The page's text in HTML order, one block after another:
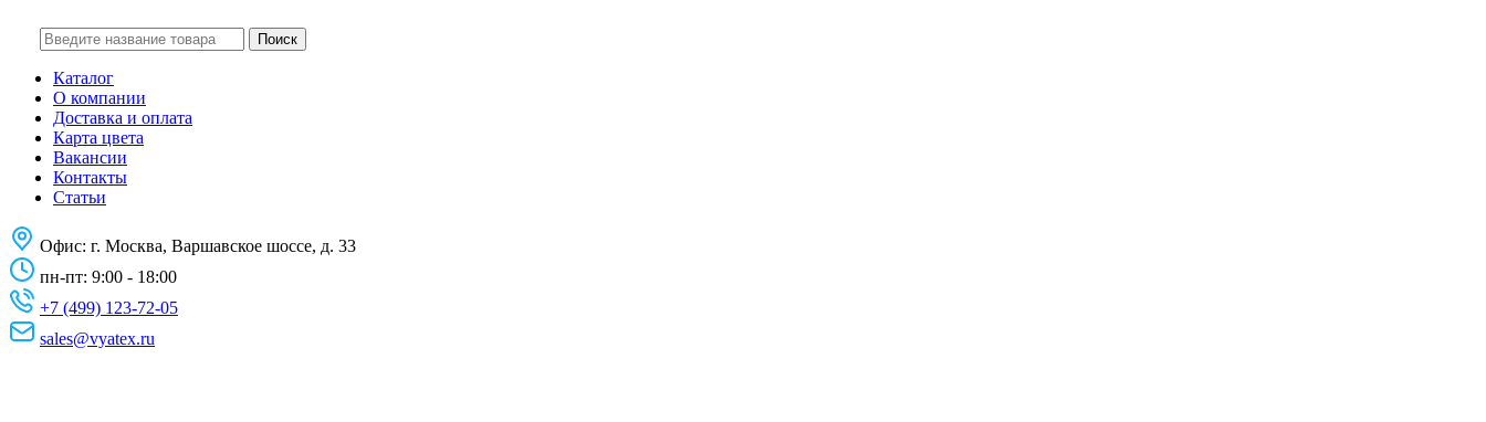
Поиск
Каталог
О компании
Доставка и оплата
Карта цвета
Вакансии
Контакты
Статьи
Офис: г. Москва, Варшавское шоссе, д. 33
пн-пт: 9:00 - 18:00
+7 (499) 123-72-05
sales@vyatex.ru